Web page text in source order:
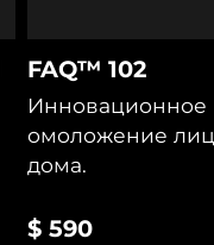
FAQ™ 102
Инновационное
омоложение
дома.
$ 590